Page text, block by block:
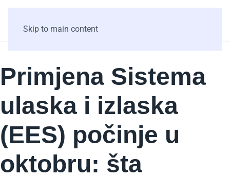
Skip to main content
Primjena Sistema
ulaska i izlaska
(EES) počinje u
oktobru: šta